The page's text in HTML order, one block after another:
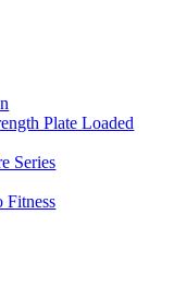
Plate Loaded
Series
Fitness